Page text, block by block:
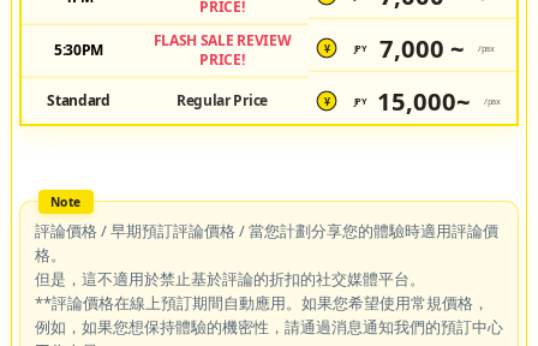
PRICE!
5:30PM
FLASH SALE REVIEW
PRICE!
¥ JPY 7,000 ~ /pax
Standard Regular Price ¥ JPY 15,000~ /pax
評論價格 / 早期預訂評論價格 / 當您計劃分享您的體驗時適用評論價
格。
但是，這不適用於禁止基於評論的折扣的社交媒體平台。
**評論價格在線上預訂期間自動應用。如果您希望使用常規價格，
例如，如果您想保持體驗的機密性，請通過消息通知我們的預訂中心